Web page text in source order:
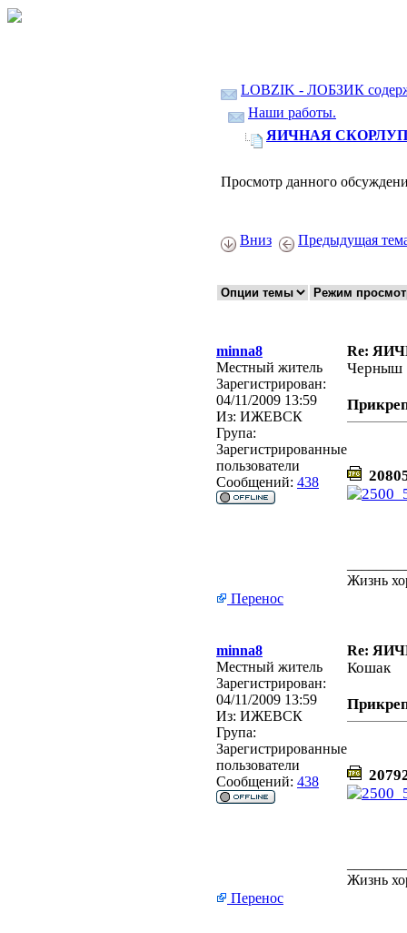
LOBZIK - ЛОБЗИК
Наши работы.
ЯИЧНАЯ
Просмотр данного
Вниз Предыдущая
minna8
Re:
Местный житель
Зарегистрирован:
04/11/2009 13:59
Из: ИЖЕВСК
Група:
Зарегистрированные
пользователи
Сообщений: 438
Черныш
Жизнь
Перенос
minna8
Re:
Местный житель
Зарегистрирован:
04/11/2009 13:59
Из: ИЖЕВСК
Група:
Зарегистрированные
пользователи
Сообщений: 438
Кошак
Жизнь
Перенос